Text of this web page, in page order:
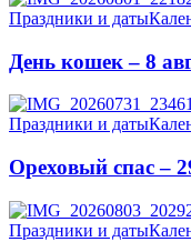
Праздники и даты
День кошек – 8
Праздники и даты
Ореховый спас –
Праздники и даты